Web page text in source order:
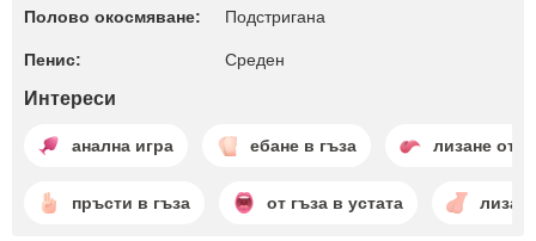
Полово окосмяване: Подстригана
Пенис: Среден
Интереси
анална игра ебане в гъза лизане
пръсти в гъза от гъза в устата